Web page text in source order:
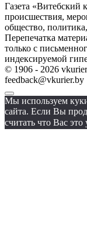
Газета «Витебский
происшествия,
общество,
Перепечатка
только с
индексируемой
© 1906 - 2026
feedback@vkurier.by
Мы используем
сайта. Если Вы
считать что Вас это